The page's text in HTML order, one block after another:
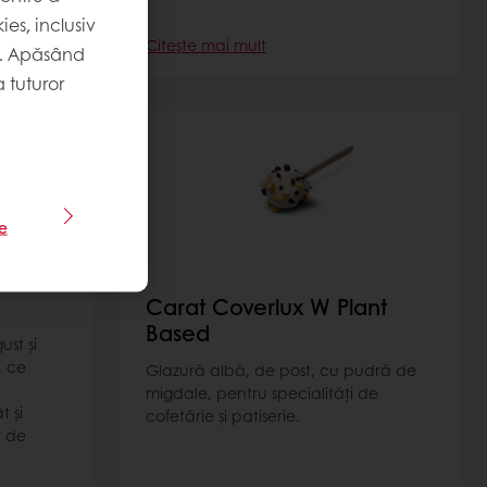
Citește mai mult
şi
ce
şi
de
Carat Coverlux W Plant
Based
Glazură albă, de post, cu pudră de
migdale, pentru specialități de
cofetărie și patiserie.
inclusiv
Apăsând
tuturor